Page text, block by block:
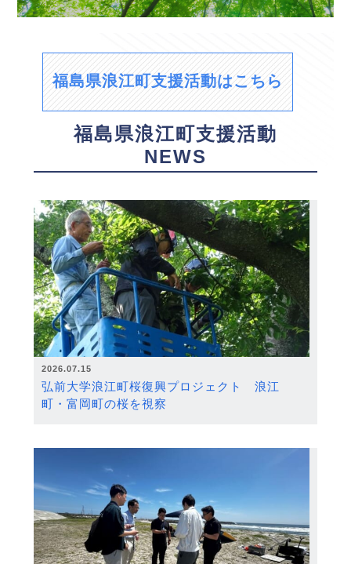
福島県浪江町支援活動はこちら
福島県浪江町支援活動
NEWS
2026.07.15
弘前大学浪江町桜復興プロジェクト 浪江
町・富岡町の桜を視察